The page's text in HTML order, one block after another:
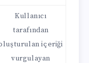
Kullanıcı
tarafından
içeriği
vurgulayan